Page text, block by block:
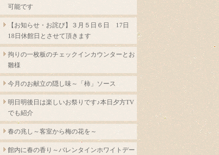
可能です
【お知らせ・お詫び】３月５日６日 17日
18日休館日とさせて頂きます
拘りの一枚板のチェックインカウンターとお
雛様
今月のお献立の隠し味～「柿」ソース
明日明後日は楽しいお祭りです♪本日夕方TV
でも紹介
春の兆し～客室から梅の花を～
館内に春の香り～バレンタインホワイトデー